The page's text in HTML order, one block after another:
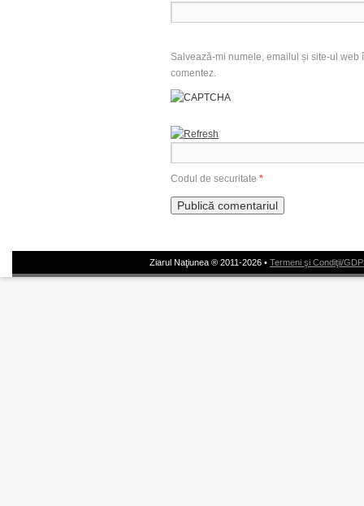
Salvează-mi numele, emailul și site-ul
comentez.
Codul de securitate *
Ziarul Naţiunea ® 2011-2026 • Termeni şi Condiţii/